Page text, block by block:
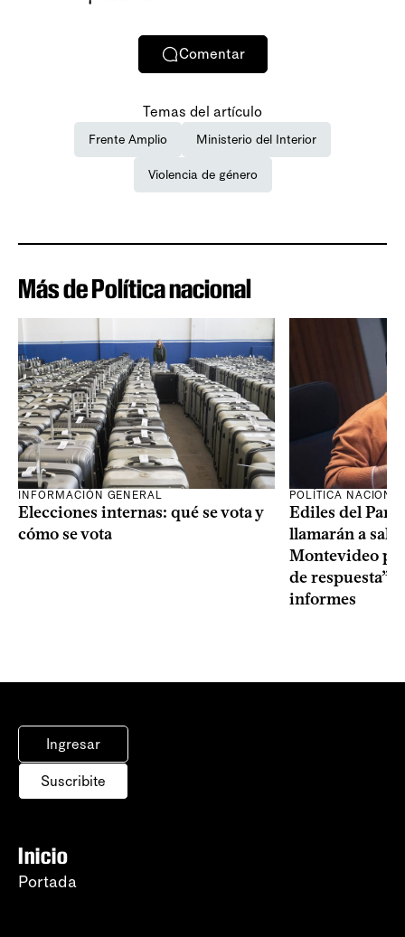
Comentar
Temas del artículo
Frente Amplio Ministerio del Interior
Violencia de género
Más de Política nacional
INFORMACIÓN GENERAL
Elecciones internas: qué se vota y
cómo se vota
POLÍTICA
Ediles del
llamarán a sala
Montevideo
de respuesta”
informes
Ingresar
Suscribite
Inicio
Portada